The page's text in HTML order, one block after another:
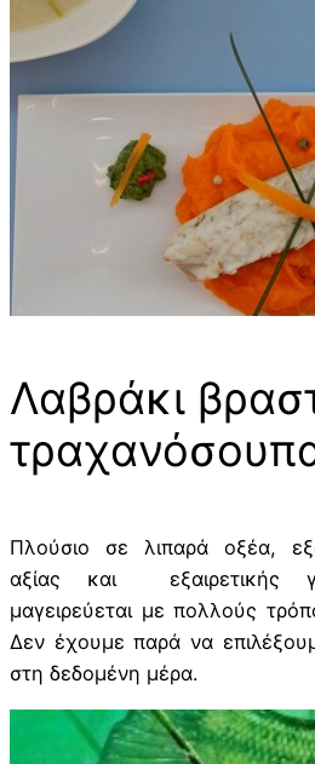
Λαβράκι
Πλούσιο σε λιπαρά οξέα,
αξίας και εξαιρετικής
μαγειρεύεται με πολλούς
Δεν έχουμε παρά να
στη δεδομένη μέρα.